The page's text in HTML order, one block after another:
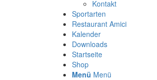
Kontakt
Sportarten
Restaurant Amici
Kalender
Downloads
Startseite
Shop
Menü Menü